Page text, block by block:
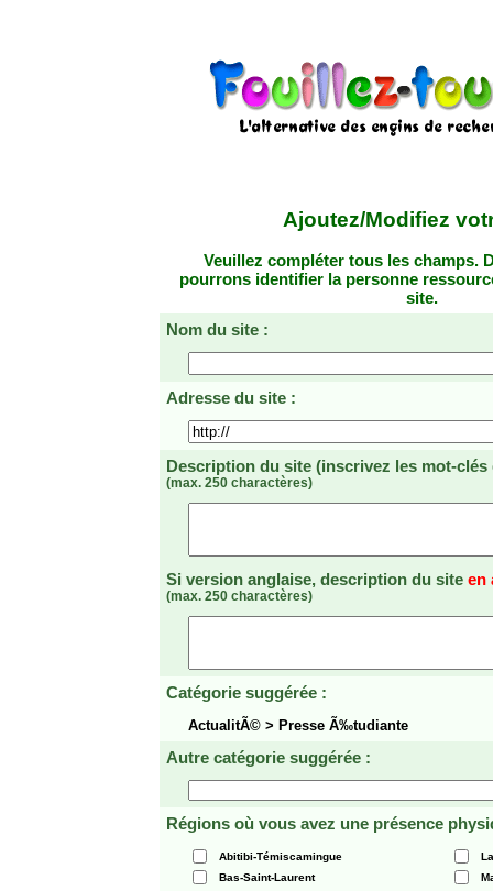
Ajoutez/Modifiez
Veuillez compléter tous les champs.
pourrons identifier la personne
site.
Nom du site :
Adresse du site :
Description du site (inscrivez les mot-
(max. 250 charactères)
Si version anglaise, description du site en
(max. 250 charactères)
Catégorie suggérée :
ActualitÃ© > Presse Ã‰tudiante
Autre catégorie suggérée :
Régions où vous avez une présence
Abitibi-Témiscamingue
Bas-Saint-Laurent